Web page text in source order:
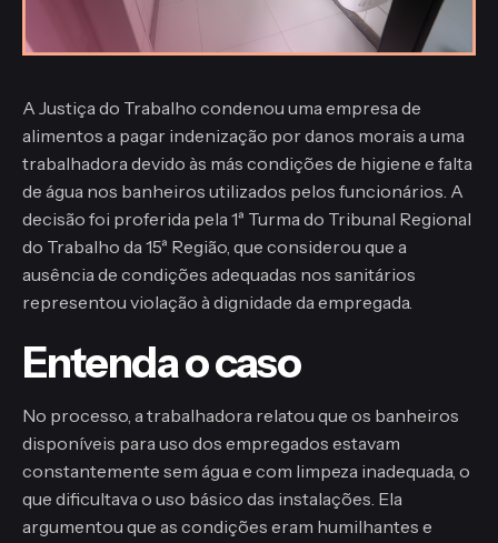
A Justiça do Trabalho condenou uma empresa de
alimentos a pagar indenização por danos morais a uma
trabalhadora devido às más condições de higiene e falta
de água nos banheiros utilizados pelos funcionários. A
decisão foi proferida pela 1ª Turma do Tribunal Regional
do Trabalho da 15ª Região, que considerou que a
ausência de condições adequadas nos sanitários
representou violação à dignidade da empregada.
Entenda o caso
No processo, a trabalhadora relatou que os banheiros
disponíveis para uso dos empregados estavam
constantemente sem água e com limpeza inadequada, o
que dificultava o uso básico das instalações. Ela
argumentou que as condições eram humilhantes e